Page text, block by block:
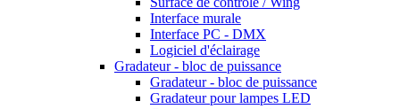
Interface murale
Interface PC - DMX
Logiciel d'éclairage
Gradateur - bloc de puissance
Gradateur - bloc de puissance
Gradateur pour lampes LED